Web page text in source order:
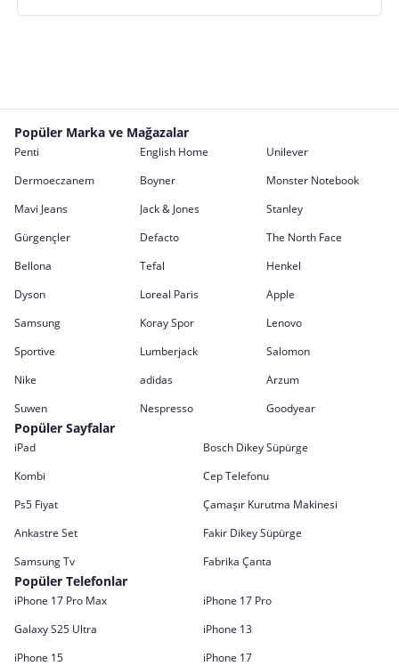
Popüler Marka ve Mağazalar
Penti English Home
Unilever
Dermoeczanem
Boyner
Monster Notebook
Mavi Jeans
Jack & Jones
Stanley
Gürgençler
Defacto
The North Face
Bellona
Tefal
Henkel
Dyson
Loreal Paris
Apple
Samsung
Koray Spor
Lenovo
Sportive
Lumberjack
Salomon
Nike
adidas
Arzum
Suwen
Nespresso Goodyear
Popüler Sayfalar
iPad
Bosch Dikey Süpürge
Kombi
Cep Telefonu
Ps5 Fiyat
Çamaşır Kurutma Makinesi
Ankastre Set
Fakir Dikey Süpürge
Samsung Tv
Fabrika Çanta
Popüler Telefonlar
iPhone 17 Pro Max
iPhone 17 Pro
Galaxy S25 Ultra
iPhone 13
iPhone 15
iPhone 17